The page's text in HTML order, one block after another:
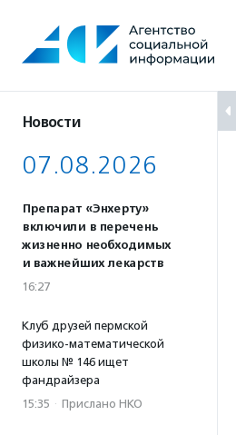
содержанию
Новости
07.08.2026
Препарат «Энхерту»
включили в перечень
жизненно необходимых
и важнейших лекарств
16:27
Клуб друзей пермской
физико-математической
школы № 146 ищет
фандрайзера
15:35 · Прислано НКО